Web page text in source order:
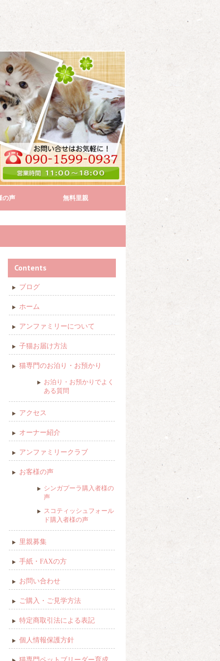
の声 無料里親
Contents
ブログ
ホーム
アンファミリーについて
子猫お届け方法
猫専門のお泊り・お預かり
お泊り・お預かりでよく
ある質問
アクセス
オーナー紹介
アンファミリークラブ
お客様の声
シンガプーラ購入者様の
声
スコティッシュフォール
ド購入者様の声
里親募集
手紙・FAXの方
お問い合わせ
ご購入・ご見学方法
特定商取引法による表記
個人情報保護方針